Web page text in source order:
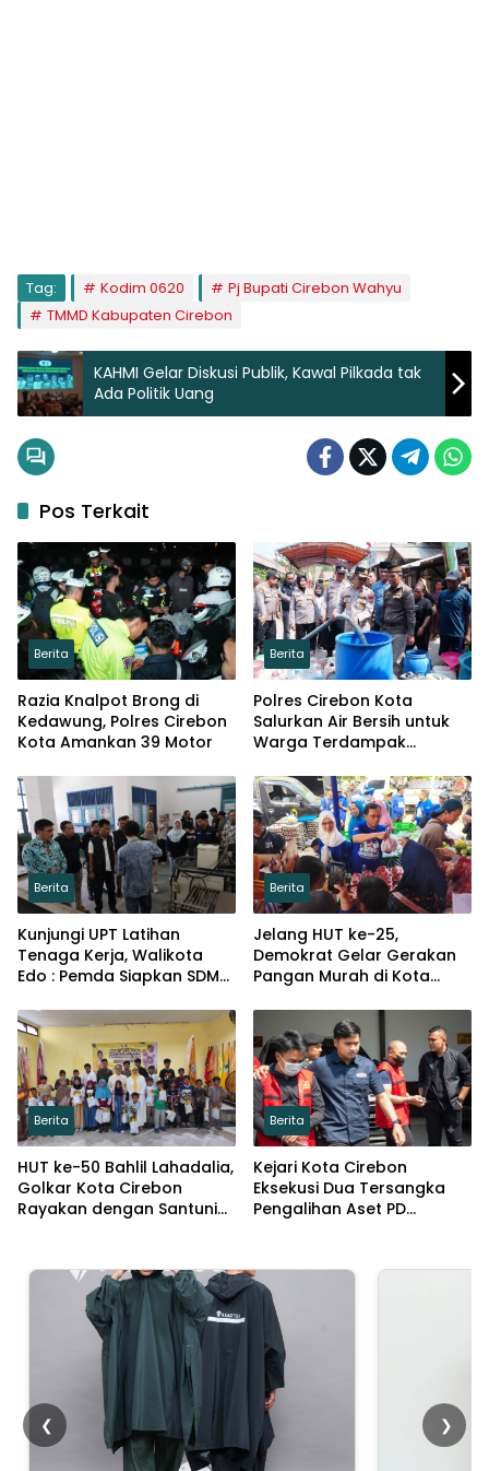
Tag: Kodim 0620
Pj Bupati Cirebon Wahyu
TMMD Kabupaten Cirebon
KAHMI Gelar Diskusi Publik, Kawal Pilkada tak
Ada Politik Uang
Pos Terkait
Berita
Razia Knalpot Brong di
Kedawung, Polres Cirebon
Kota Amankan 39 Motor
Berita
Polres Cirebon Kota
Salurkan Air Bersih untuk
Warga Terdampak
Berita
Kunjungi UPT Latihan
Tenaga Kerja, Walikota
Edo : Pemda Siapkan SDM
Bersaing
Berita
Jelang HUT ke-25,
Demokrat Gelar Gerakan
Pangan Murah di Kota
Berita
HUT ke-50 Bahlil Lahadalia,
Golkar Kota Cirebon
Rayakan dengan Santuni
Berita
Kejari Kota Cirebon
Eksekusi Dua Tersangka
Pengalihan Aset PD
❮ ❯